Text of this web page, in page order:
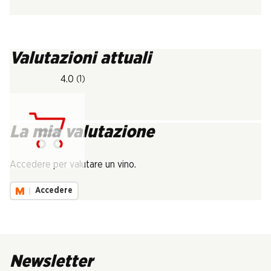
Valutazioni attuali
4.0 (1)
La mia valutazione
Accedere per valutare un vino.
Accedere
Newsletter